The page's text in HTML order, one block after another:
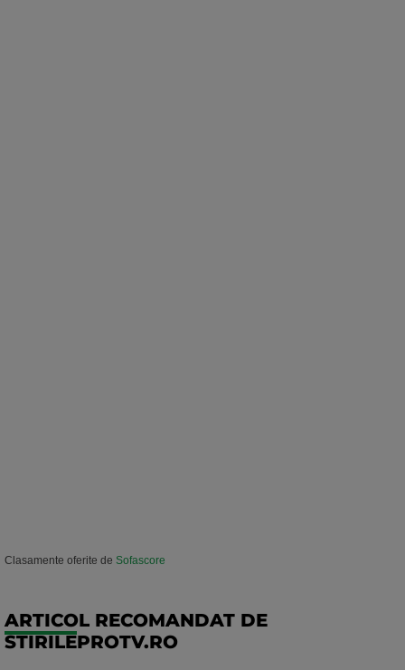
Clasamente oferite de Sofascore
ARTICOL RECOMANDAT DE
STIRILEPROTV.RO